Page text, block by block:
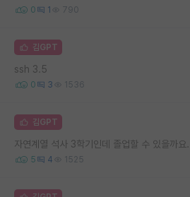
0 1 790
김GPT
ssh 3.5
0 3 1536
김GPT
자연계열 석사 3학기인데 졸업할 수 있을까요...
5 4 1525